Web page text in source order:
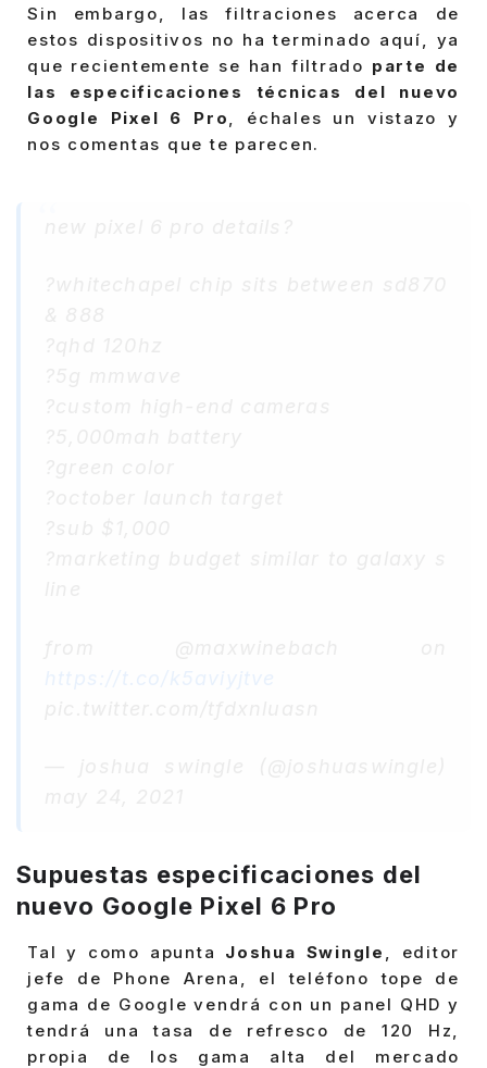
Sin embargo, las filtraciones acerca de
estos dispositivos no ha terminado aquí, ya
que recientemente se han filtrado parte de
las especificaciones técnicas del nuevo
Google Pixel 6 Pro, échales un vistazo y
nos comentas que te parecen.
Supuestas especificaciones del
nuevo Google Pixel 6 Pro
Tal y como apunta Joshua Swingle
, editor
jefe de Phone Arena, el teléfono tope de
gama de Google vendrá con un panel QHD y
tendrá una tasa de refresco de 120 Hz,
propia de los gama alta del mercado